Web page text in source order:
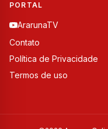
PORTAL
ArarunaTV
Contato
Política de Privacidade
Termos de uso